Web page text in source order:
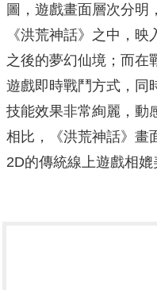
圖，遊戲畫面層次分明
《洪荒神話》之中，
之後的夢幻仙境；而在
遊戲即時戰鬥方式，同
技能效果非常絢麗，動
相比，《洪荒神話》畫
2D的傳統線上遊戲相媲